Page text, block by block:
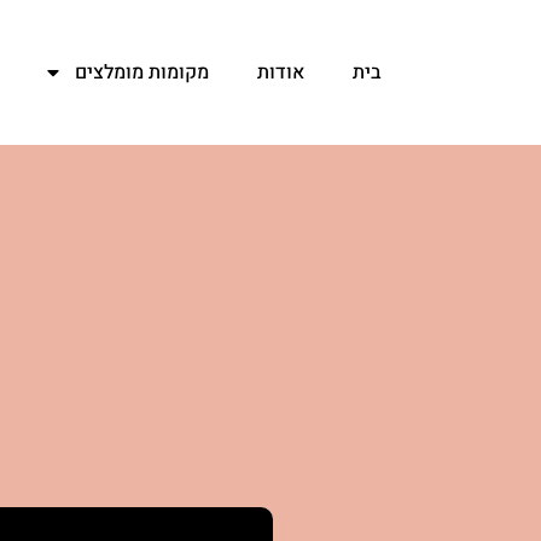
בית אודות מקומות מומלצים